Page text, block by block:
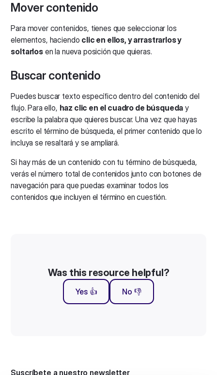
Mover contenido
Para mover contenidos, tienes que seleccionar los
elementos, haciendo clic en ellos, y arrastrarlos y
soltarlosen la nueva posición que quieras.
Buscar contenido
Puedes buscar texto específico dentro del contenido del
flujo. Para ello, haz clic en el cuadro de búsqueda y
escribe la palabra que quieres buscar. Una vez que hayas
escrito el término de búsqueda, el primer contenido que lo
incluya se resaltará y se ampliará.
Si hay más de un contenido con tu término de búsqueda,
verás el número total de contenidos junto con botones de
navegación para que puedas examinar todos los
contenidos que incluyen el término en cuestión.
Was this resource helpful?
Yes 👍 No 👎
Suscríbete a nuestro newsletter